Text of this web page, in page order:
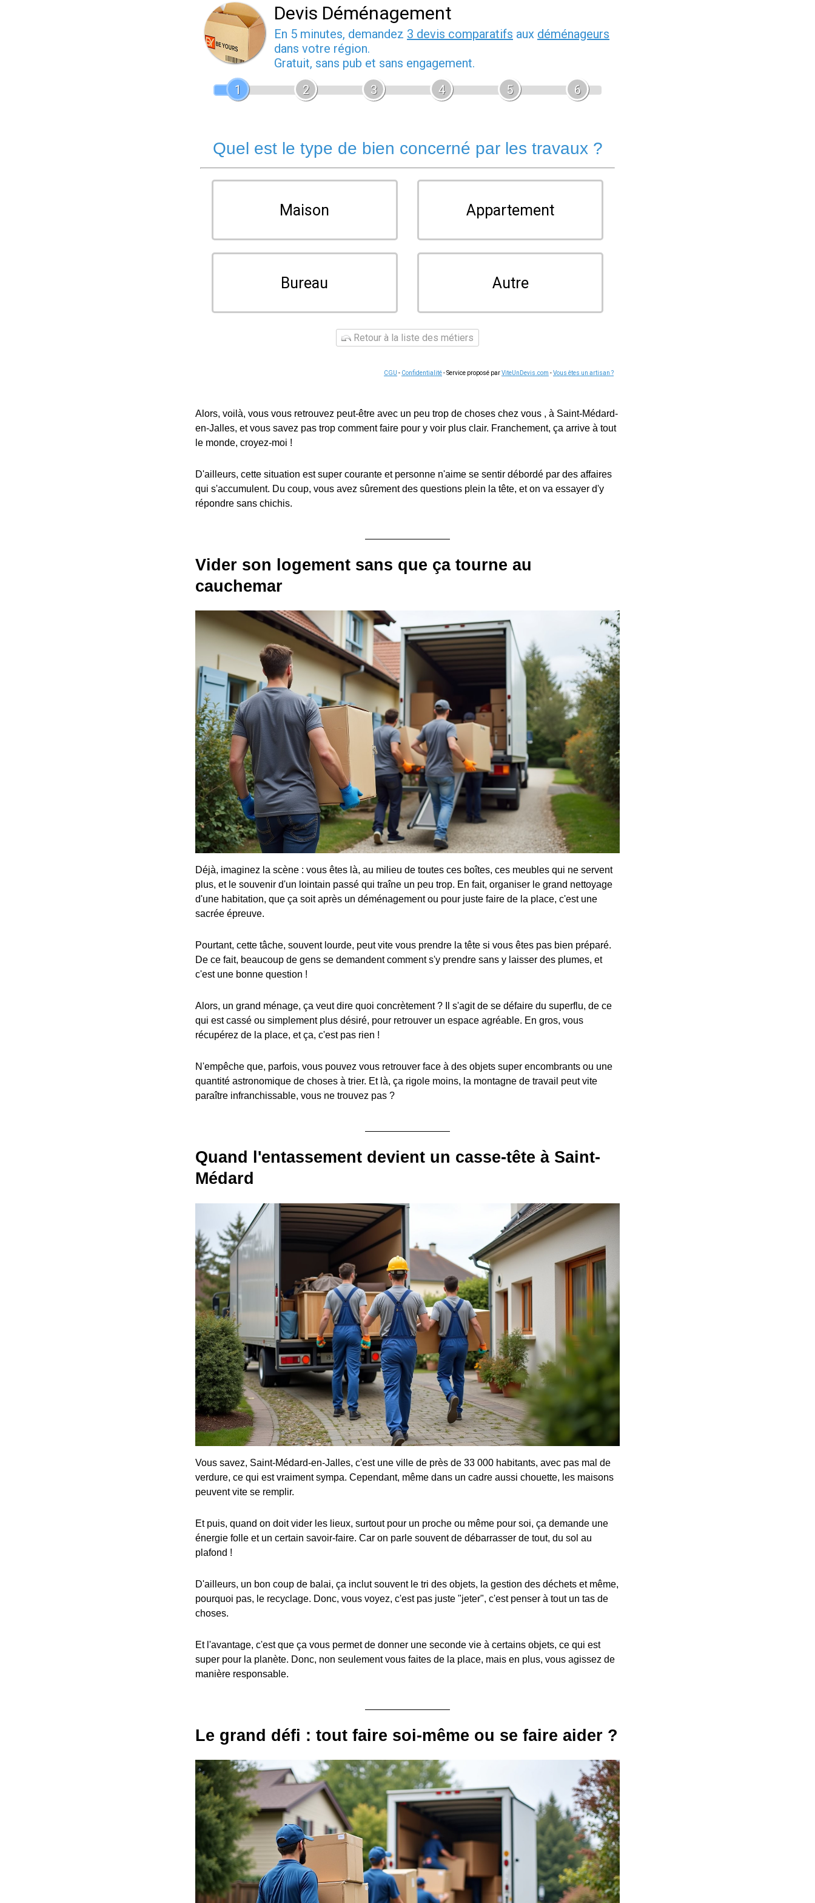
Devis Déménagement
En 5 minutes, demandez 3 devis comparatifs aux déménageurs
dans votre région.
Gratuit, sans pub et sans engagement.
1
2 3 4 5 6
Quel est le type de bien concerné par les travaux ?
Maison Appartement
Bureau Autre
Retour à la liste des métiers
CGU - Confidentialité- Service proposé parViteUnDevis.com -Vous êtes un artisan ?
Alors, voilà, vous vous retrouvez peut-être avec un peu trop de choses chez vous , à Saint-Médard-
en-Jalles, et vous savez pas trop comment faire pour y voir plus clair. Franchement, ça arrive à tout
le monde, croyez-moi !
D'ailleurs, cette situation est super courante et personne n'aime se sentir débordé par des affaires
qui s'accumulent. Du coup, vous avez sûrement des questions plein la tête, et on va essayer d'y
répondre sans chichis.
Vider son logement sans que ça tourne au
cauchemar
Déjà, imaginez la scène : vous êtes là, au milieu de toutes ces boîtes, ces meubles qui ne servent
plus, et le souvenir d'un lointain passé qui traîne un peu trop. En fait, organiser le grand nettoyage
d'une habitation, que ça soit après un déménagement ou pour juste faire de la place, c'est une
sacrée épreuve.
Pourtant, cette tâche, souvent lourde, peut vite vous prendre la tête si vous êtes pas bien préparé.
De ce fait, beaucoup de gens se demandent comment s'y prendre sans y laisser des plumes, et
c'est une bonne question !
Alors, un grand ménage, ça veut dire quoi concrètement ? Il s'agit de se défaire du superflu, de ce
qui est cassé ou simplement plus désiré, pour retrouver un espace agréable. En gros, vous
récupérez de la place, et ça, c'est pas rien !
N'empêche que, parfois, vous pouvez vous retrouver face à des objets super encombrants ou une
quantité astronomique de choses à trier. Et là, ça rigole moins, la montagne de travail peut vite
paraître infranchissable, vous ne trouvez pas ?
Quand l'entassement devient un casse-tête à Saint-
Médard
Vous savez, Saint-Médard-en-Jalles, c'est une ville de près de 33 000 habitants, avec pas mal de
verdure, ce qui est vraiment sympa. Cependant, même dans un cadre aussi chouette, les maisons
peuvent vite se remplir.
Et puis, quand on doit vider les lieux, surtout pour un proche ou même pour soi, ça demande une
énergie folle et un certain savoir-faire. Car on parle souvent de débarrasser de tout, du sol au
plafond !
D'ailleurs, un bon coup de balai, ça inclut souvent le tri des objets, la gestion des déchets et même,
pourquoi pas, le recyclage. Donc, vous voyez, c'est pas juste "jeter", c'est penser à tout un tas de
choses.
Et l'avantage, c'est que ça vous permet de donner une seconde vie à certains objets, ce qui est
super pour la planète. Donc, non seulement vous faites de la place, mais en plus, vous agissez de
manière responsable.
Le grand défi : tout faire soi-même ou se faire aider ?